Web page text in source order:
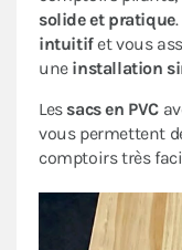
solide et pratique
intuitifet vous
une installation
Les sacs en PVC
vous permettent
comptoirs très